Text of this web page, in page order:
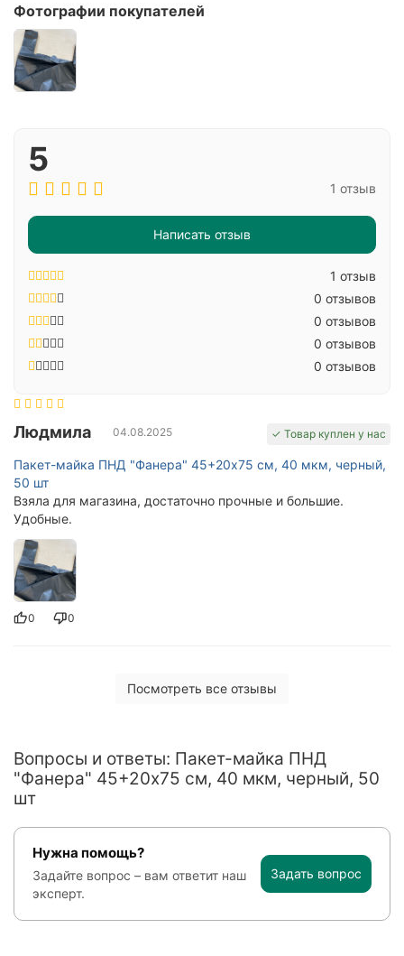
Фотографии покупателей
5
1 отзыв
Написать отзыв
1 отзыв
0 отзывов
0 отзывов
0 отзывов
0 отзывов
Людмила 04.08.2025 ✓ Товар куплен у нас
Пакет-майка ПНД "Фанера" 45+20х75 см, 40 мкм, черный,
50 шт
Взяла для магазина, достаточно прочные и большие.
Удобные.
0 0
Посмотреть все отзывы
Вопросы и ответы: Пакет-майка ПНД
"Фанера" 45+20х75 см, 40 мкм, черный, 50
шт
Нужна помощь?
Задайте вопрос – вам ответит наш
эксперт.
Задать вопрос